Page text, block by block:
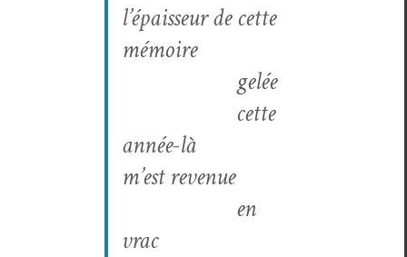
l’épaisseur de cette
mémoire
gelée
cette
année-là
m’est revenue
en
vrac